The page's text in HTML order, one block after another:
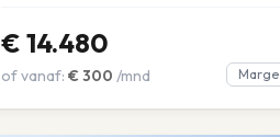
€ 14.480
of vanaf: € 300 /mnd Marge